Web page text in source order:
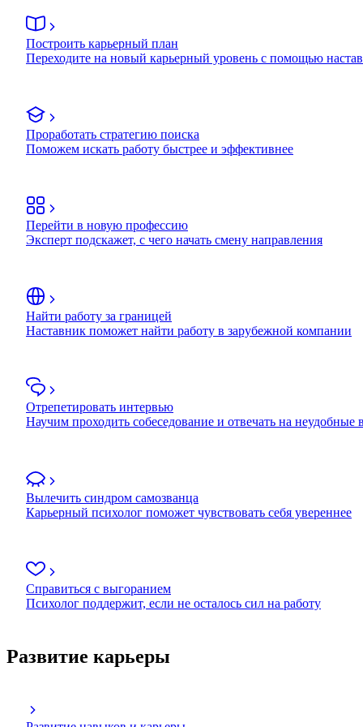
Построить карьерный план
Переходите на новый карьерный уровень с помощью
Проработать стратегию поиска
Поможем искать работу быстрее и эффективнее
Перейти в новую профессию
Эксперт подскажет, с чего начать смену направления
Найти работу за границей
Наставник поможет найти работу в зарубежной компании
Отрепетировать интервью
Научим проходить собеседование и отвечать на неудобные
Вылечить синдром самозванца
Карьерный психолог поможет чувствовать себя увереннее
Справиться с выгоранием
Психолог поддержит, если не осталось сил на работу
Развитие карьеры